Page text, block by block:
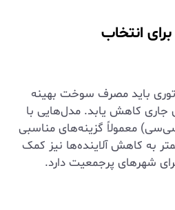
باید مصرف سوخت بهینه
جاری کاهش یابد. مدل‌هایی با
کم‌حجم (مثلاً ۱۲۵ سی‌سی) معمولاً گزینه‌های مناسبی
به کاهش آلاینده‌ها نیز کمک
شهرهای پرجمعیت دارد.